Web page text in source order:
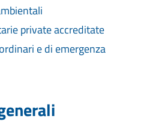
private accreditate
e di emergenza